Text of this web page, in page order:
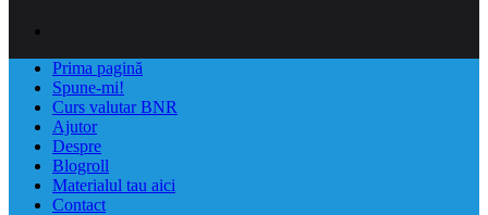
Prima pagină
Spune-mi!
Curs valutar BNR
Ajutor
Despre
Blogroll
Materialul tau aici
Contact